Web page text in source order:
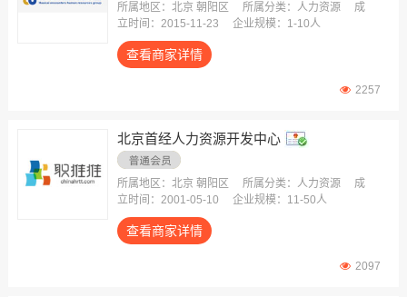
所属地区：北京 朝阳区 所属分类：人力资源
成
立时间：2015-11-23
企业规模：1-10人
查看商家详情
2257
北京首经人力资源开发中心
所属地区：北京 朝阳区 所属分类：人力资源
成
立时间：2001-05-10
企业规模：11-50人
查看商家详情
2097